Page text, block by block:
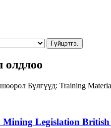
Гүйцэтгэ.
олдлоо
Бүлгүүд: Training
Mining Legislation